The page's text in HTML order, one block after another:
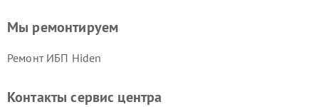
Мы ремонтируем
Ремонт ИБП Hiden
Контакты сервис центра